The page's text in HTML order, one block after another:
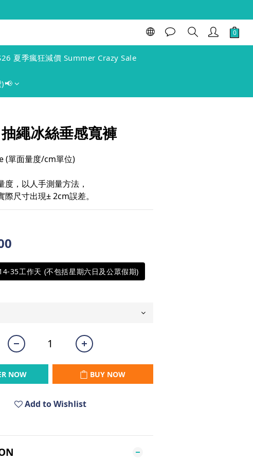
夏季瘋狂減價 Summer Crazy Sale
繩冰絲垂感寬褲
(單面量度/cm單位)
度，以人手測量方法，
際尺寸出現± 2cm誤差。
35工作天 (不包括星期六日及公眾假期)
NOW BUY NOW
Add to Wishlist
BUY NOW